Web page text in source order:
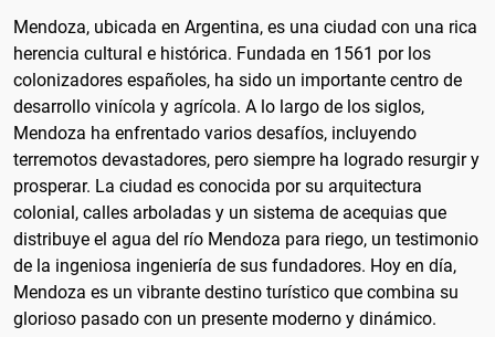
Mendoza, ubicada en Argentina, es una ciudad con una rica
herencia cultural e histórica. Fundada en 1561 por los
colonizadores españoles, ha sido un importante centro de
desarrollo vinícola y agrícola. A lo largo de los siglos,
Mendoza ha enfrentado varios desafíos, incluyendo
terremotos devastadores, pero siempre ha logrado resurgir y
prosperar. La ciudad es conocida por su arquitectura
colonial, calles arboladas y un sistema de acequias que
distribuye el agua del río Mendoza para riego, un testimonio
de la ingeniosa ingeniería de sus fundadores. Hoy en día,
Mendoza es un vibrante destino turístico que combina su
glorioso pasado con un presente moderno y dinámico.